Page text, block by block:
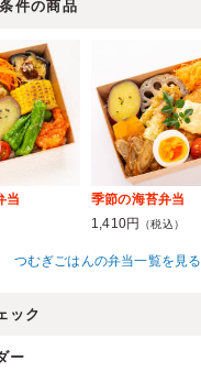
件の商品
当
季節の海苔弁当
1,410円
（税込）
つむぎごはんの弁当一覧を見る
ック
ー